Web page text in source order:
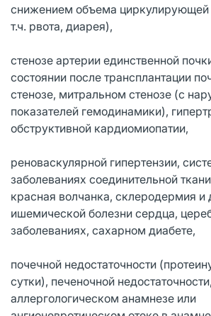
снижением объема
т.ч. рвота, диарея),
стенозе артерии единственной
состоянии после трансплантации
стенозе, митральном стенозе (с
показателей гемодинамики),
обструктивной кардиомиопатии,
реноваскулярной гипертензии,
заболеваниях соединительной
красная волчанка, склеродермия и
ишемической болезни сердца,
заболеваниях, сахарном диабете,
почечной недостаточности
сутки), печеночной
аллергологическом анамнезе или